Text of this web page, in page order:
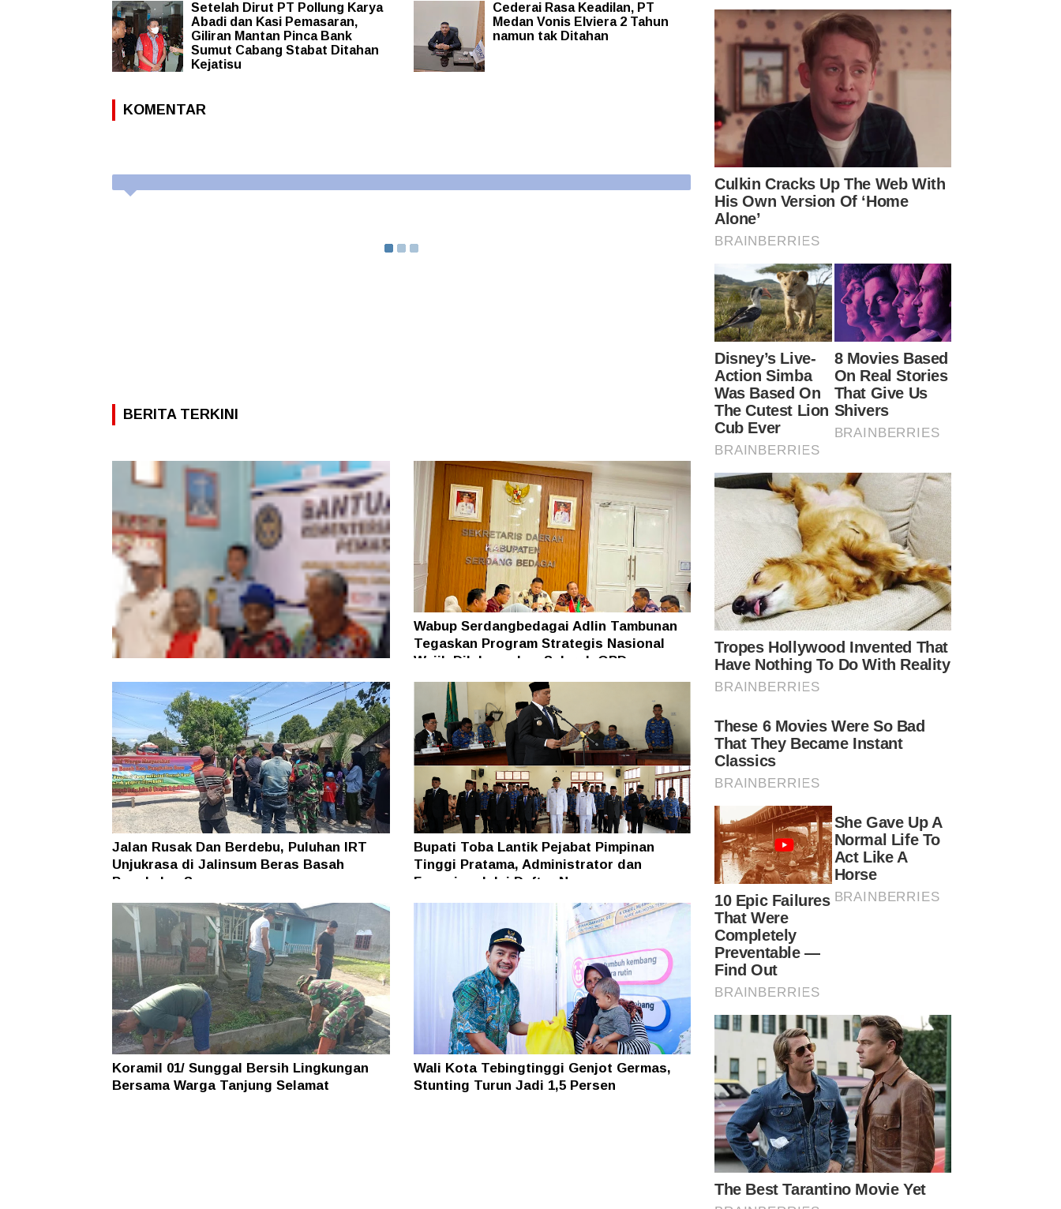
Setelah Dirut PT Pollung Karya
Abadi dan Kasi Pemasaran,
Giliran Mantan Pinca Bank
Sumut Cabang Stabat Ditahan
Kejatisu
Cederai Rasa Keadilan, PT
Medan Vonis Elviera 2 Tahun
namun tak Ditahan
KOMENTAR
BERITA TERKINI
38 Lansia Terima Bantuan Sosial, Kades
Sitampurung Apresiasi Kepedulian Lapas
Siborongborong
Wabup Serdangbedagai Adlin Tambunan
Tegaskan Program Strategis Nasional
Wajib Dilaksanakan Seluruh OPD
Jalan Rusak Dan Berdebu, Puluhan IRT
Unjukrasa di Jalinsum Beras Basah
Pangkalan Susu
Bupati Toba Lantik Pejabat Pimpinan
Tinggi Pratama, Administrator dan
Fungsional, Ini Daftar Namanya
Koramil 01/ Sunggal Bersih Lingkungan
Bersama Warga Tanjung Selamat
Wali Kota Tebingtinggi Genjot Germas,
Stunting Turun Jadi 1,5 Persen